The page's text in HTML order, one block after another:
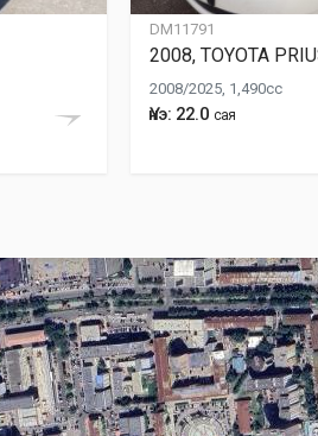
DM11791
2008, TOYOTA
2008/2025, 1,490cc
Үнэ: 22.0 сая